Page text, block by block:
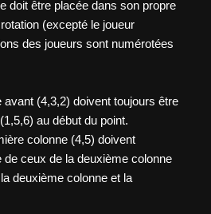
doit être placée dans son propre
(excepté le joueur
des joueurs sont numérotées
avant (4,3,2) doivent toujours être
au début du point.
colonne (4,5) doivent
de ceux de la deuxième colonne
deuxième colonne et la